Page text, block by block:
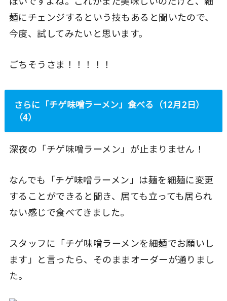
麺にチェンジするという技もあると聞いたので、
今度、試してみたいと思います。
ごちそうさま！！！！！
さらに「チゲ味噌ラーメン」食べる（12月2日）
（4）
深夜の「チゲ味噌ラーメン」が止まりません！
なんでも「チゲ味噌ラーメン」は麺を細麺に変更
することができると聞き、居ても立っても居られ
ない感じで食べてきました。
スタッフに「チゲ味噌ラーメンを細麺でお願いし
ます」と言ったら、そのままオーダーが通りまし
た。